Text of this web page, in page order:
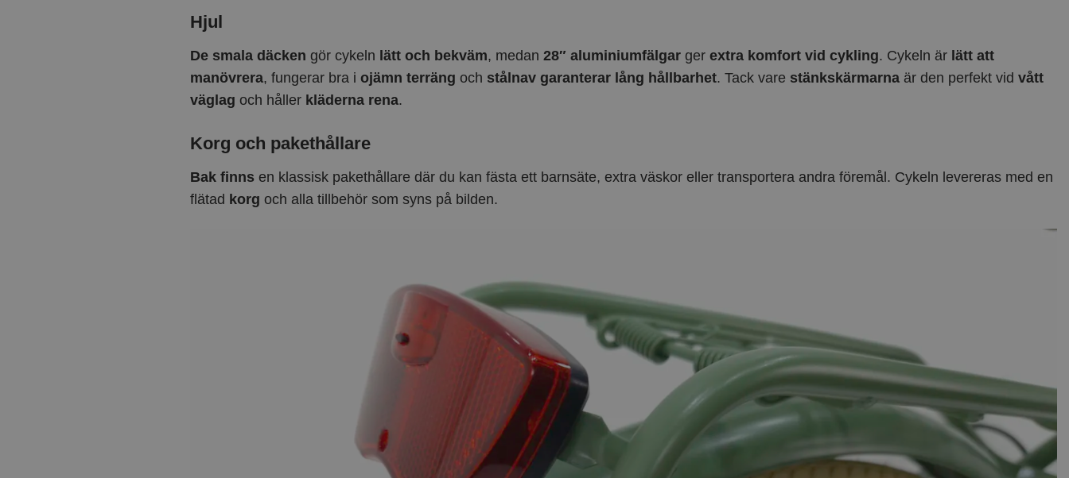
Hjul
De smala däcken gör cykeln lätt och bekväm, medan 28″ aluminiumfälgar ger extra komfort vid cykling. Cykeln är lätt att
manövrera, fungerar bra i ojämn terräng och stålnav garanterar lång hållbarhet. Tack vare stänkskärmarna är den perfekt vid vått
väglag och håller kläderna rena.
Korg och pakethållare
Bak finns en klassisk pakethållare där du kan fästa ett barnsäte, extra väskor eller transportera andra föremål. Cykeln levereras med en
flätad korg och alla tillbehör som syns på bilden.